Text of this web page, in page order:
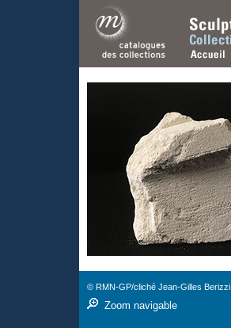
© RMN-GP/cliché Jean-Gilles Berizzi
Zoom navigable